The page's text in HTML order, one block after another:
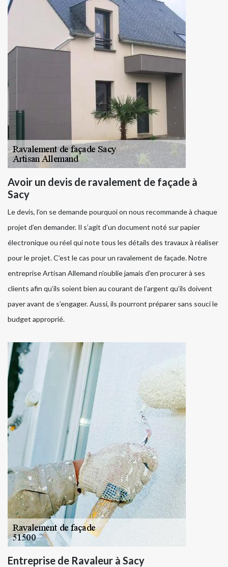
Avoir un devis de ravalement de façade à
Sacy
Le devis, l’on se demande pourquoi on nous recommande à chaque
projet d’en demander. Il s’agit d’un document noté sur papier
électronique ou réel qui note tous les détails des travaux à réaliser
pour le projet. C’est le cas pour un ravalement de façade. Notre
entreprise Artisan Allemand n’oublie jamais d’en procurer à ses
clients afin qu’ils soient bien au courant de l’argent qu’ils doivent
payer avant de s’engager. Aussi, ils pourront préparer sans souci le
budget approprié.
Entreprise de Ravaleur à Sacy